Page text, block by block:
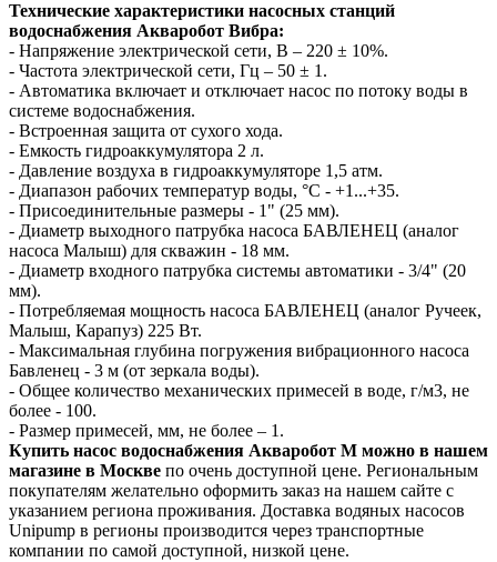
Технические характеристики насосных станций
водоснабжения Акваробот Вибра:
- Напряжение электрической сети, В – 220 ± 10%.
- Частота электрической сети, Гц – 50 ± 1.
- Автоматика включает и отключает насос по потоку воды в
системе водоснабжения.
- Встроенная защита от сухого хода.
- Емкость гидроаккумулятора 2 л.
- Давление воздуха в гидроаккумуляторе 1,5 атм.
- Диапазон рабочих температур воды, °С - +1...+35.
- Присоединительные размеры - 1" (25 мм).
- Диаметр выходного патрубка насоса БАВЛЕНЕЦ (аналог
насоса Малыш) для скважин - 18 мм.
- Диаметр входного патрубка системы автоматики - 3/4" (20
мм).
- Потребляемая мощность насоса БАВЛЕНЕЦ (аналог Ручеек,
Малыш, Карапуз) 225 Вт.
- Максимальная глубина погружения вибрационного насоса
Бавленец - 3 м (от зеркала воды).
- Общее количество механических примесей в воде, г/м3, не
более - 100.
- Размер примесей, мм, не более – 1.
Купить насос водоснабжения Акваробот М можно в нашем
магазине в Москве по очень доступной цене. Региональным
покупателям желательно оформить заказ на нашем сайте с
указанием региона проживания. Доставка водяных насосов
Unipump в регионы производится через транспортные
компании по самой доступной, низкой цене.